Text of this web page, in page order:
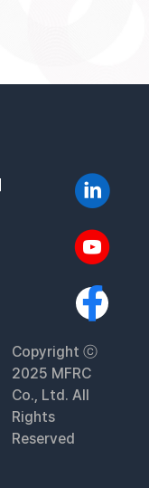
Copyright ⓒ
2025 MFRC
Co., Ltd. All
Rights
Reserved